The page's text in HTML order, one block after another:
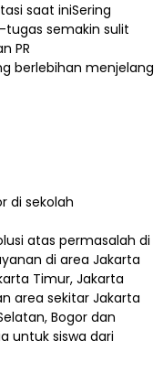
saat iniSering
semakin sulit
PR
berlebihan menjelang
di sekolah
atas permasalah di
di area Jakarta
Timur, Jakarta
area sekitar Jakarta
Bogor dan
untuk siswa dari